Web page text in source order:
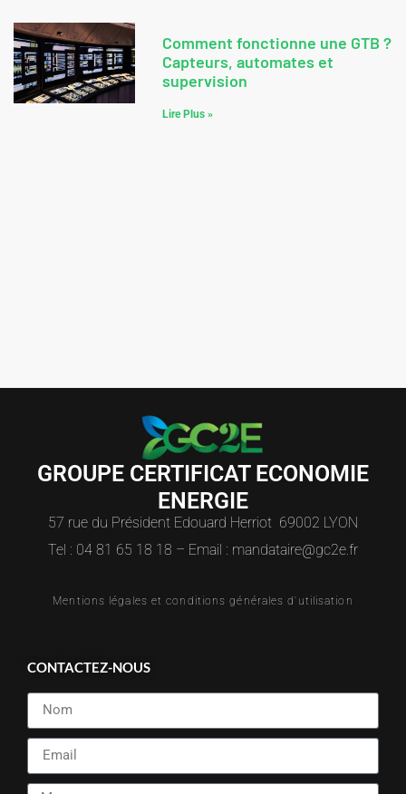
Comment fonctionne une GTB ?
Capteurs, automates et
supervision
Lire Plus »
GROUPE CERTIFICAT ECONOMIE
ENERGIE
57 rue du Président Edouard Herriot 69002 LYON
Tel : 04 81 65 18 18 – Email : mandataire@gc2e.fr
Mentions légales et conditions générales d'utilisation
CONTACTEZ-NOUS